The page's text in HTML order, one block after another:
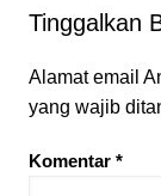
Tinggalkan
Alamat email
yang wajib
Komentar *